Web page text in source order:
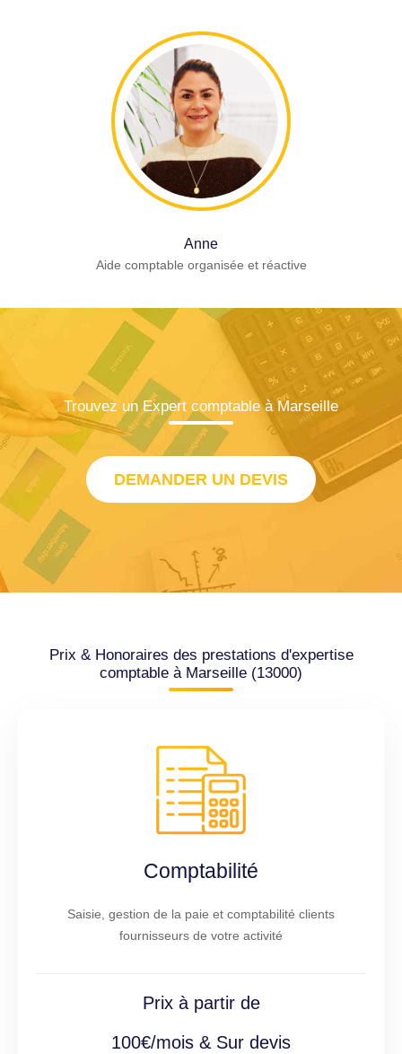
Anne
Aide comptable organisée et réactive
Trouvez un Expert comptable à Marseille
DEMANDER UN DEVIS
Prix & Honoraires des prestations d'expertise
comptable à Marseille (13000)
Comptabilité
Saisie, gestion de la paie et comptabilité clients
fournisseurs de votre activité
Prix à partir de
100€/mois & Sur devis